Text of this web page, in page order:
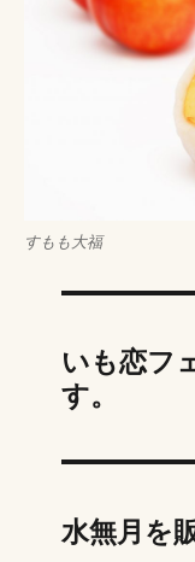
すもも大福
いも恋フ
す。
水無月を